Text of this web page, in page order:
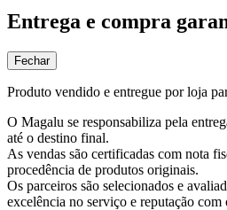
Entrega e compra
Fechar
Produto vendido e entregue por loja
O Magalu se responsabiliza pela
até o destino final.
As vendas são certificadas com nota
procedência de produtos originais.
Os parceiros são selecionados e
excelência no serviço e reputação com